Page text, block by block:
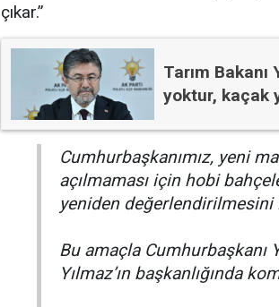
çıkar.”
Tarım
yoktur, kaçak
Cumhurbaşkanımız, yeni
açılmaması için hobi
yeniden
Bu amaçla Cumhurbaşkanı
Yılmaz’ın başkanlığında